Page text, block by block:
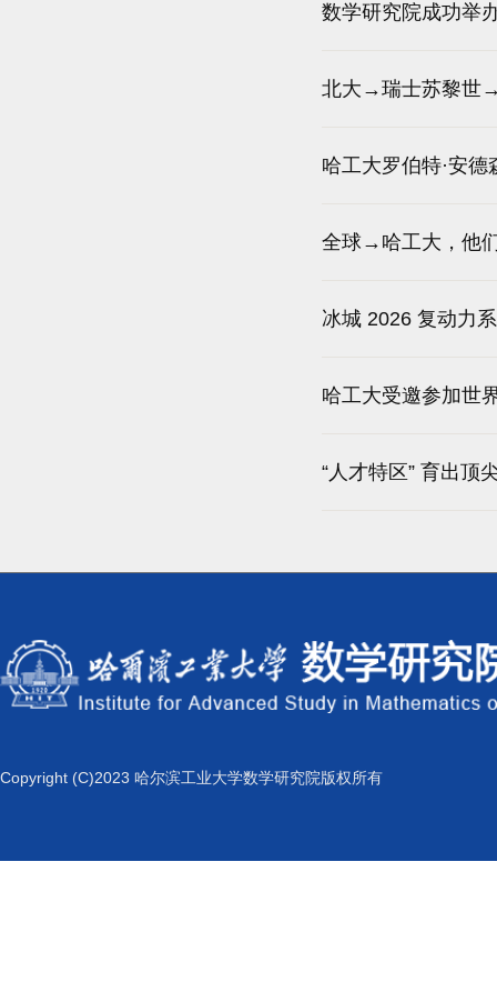
数学研究院成功举
北大→瑞士苏黎世→
哈工大罗伯特·安
全球→哈工大，他
冰城 2026 复动力
哈工大受邀参加世
“人才特区” 育出顶
Copyright (C)2023 哈尔滨工业大学数学研究院版权所有